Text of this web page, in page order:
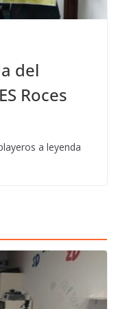
del
Roces
a leyenda